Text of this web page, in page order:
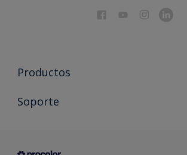
Productos
Todos los productos
Condiciones generales de venta
Soporte